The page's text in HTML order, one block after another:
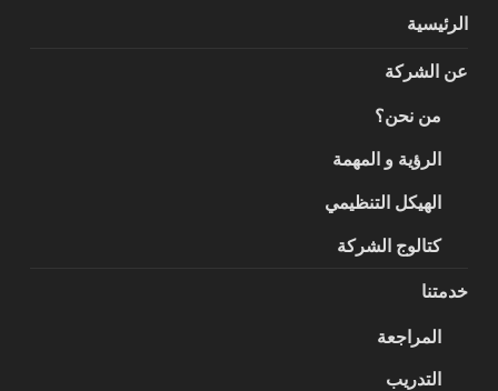
الرئيسية
عن الشركة
من نحن؟
الرؤية و المهمة
الهيكل التنظيمي
كتالوج الشركة
خدمتنا
المراجعة
التدريب